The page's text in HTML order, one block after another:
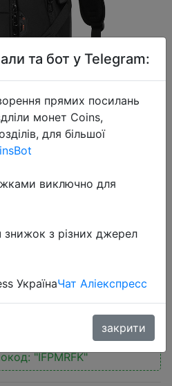
And Women,
Large Capacity,
And Durable
Charging Port
"IFPMRFK"
та бот у Telegram:
прямих посилань
монет Coins,
для більшої
виключно для
з різних джерел
УкраїнаЧат Аліекспресс
закрити